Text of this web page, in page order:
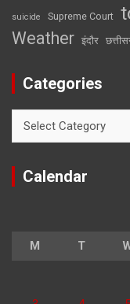
suicide Supreme Court
Weather इंदौर
Categories
Calendar
M T